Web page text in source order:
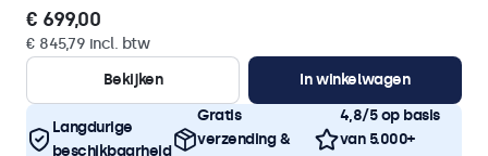
€ 699,00
€ 845,79 incl. btw
Bekijken
In winkelwagen
Langdurige
beschikbaarheid
Gratis
verzending &
4,8/5 op basis
van 5.000+